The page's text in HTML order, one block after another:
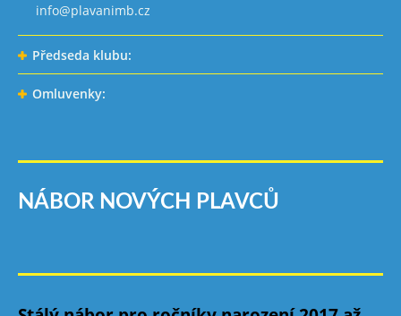
info@plavanimb.cz
Předseda klubu:
Omluvenky:
NÁBOR NOVÝCH PLAVCŮ